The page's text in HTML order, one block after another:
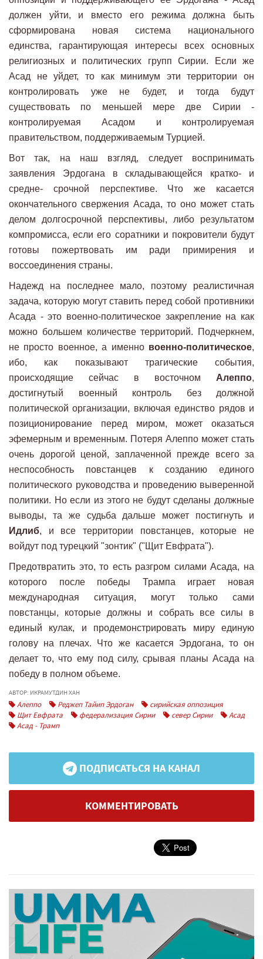
должен уйти, и вместо его режима должна быть
сформирована новая система национального
единства, гарантирующая интересы всех основных
религиозных и политических групп Сирии. Если же
Асад не уйдет, то как минимум эти территории он
контролировать уже не будет, и тогда будут
существовать по меньшей мере две Сирии -
контролируемая Асадом и контролируемая
правительством, поддерживаемым Турцией.
Вот так, на наш взгляд, следует воспринимать
заявления Эрдогана в складывающейся кратко- и
средне- срочной перспективе. Что же касается
окончательного свержения Асада, то оно может стать
делом долгосрочной перспективы, либо результатом
компромисса, если его соратники и покровители будут
готовы пожертвовать им ради примирения и
воссоединения страны.
Надежд на последнее мало, поэтому реалистичная
задача, которую могут ставить перед собой противники
Асада - это военно-политическое закрепление на как
можно большем количестве территорий. Подчеркнем,
не просто военное, а именно военно-политическое,
ибо, как показывают трагические события,
происходящие сейчас в восточном Алеппо,
достигнутый военный контроль без должной
политической организации, включая единство рядов и
позиционирование перед миром, может оказаться
эфемерным и временным. Потеря Алеппо может стать
очень дорогой ценой, заплаченной прежде всего за
неспособность повстанцев к созданию единого
политического руководства и проведению выверенной
политики. Но если из этого не будут сделаны должные
выводы, та же судьба дальше может постигнуть и
Идлиб, и все территории повстанцев, которые не
войдут под турецкий "зонтик" ("Щит Евфрата").
Предотвратить это, то есть разгром силами Асада, на
которого после победы Трампа играет новая
международная ситуация, могут только сами
повстанцы, которые должны и собрать все силы в
единый кулак, и продемонстрировать миру единую
голову на плечах. Что же касается Эрдогана, то он
делает то, что ему под силу, срывая планы Асада на
победу в полном объеме.
АВТОР: ИКРАМУТДИН ХАН
Алеппо Реджеп Тайип Эрдоган
сирийская оппозиция
Щит Евфрата
федерализация Сирии север Сирии
Асад
Асад - Трамп
ПОДПИСАТЬСЯ НА КАНАЛ
КОММЕНТИРОВАТЬ